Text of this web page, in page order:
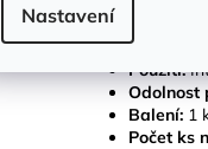
Nastavení
Povrch:
Použití:
Odolnost
Balení: 1
Počet ks